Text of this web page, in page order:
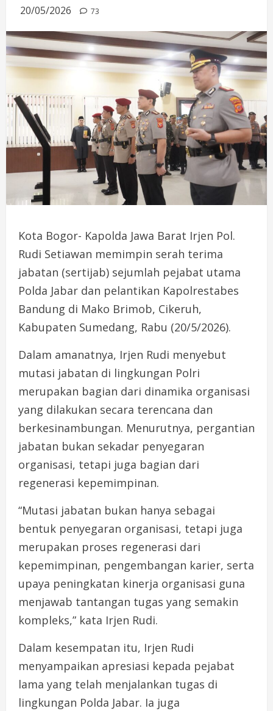
20/05/2026 73
Kota Bogor- Kapolda Jawa Barat Irjen Pol.
Rudi Setiawan memimpin serah terima
jabatan (sertijab) sejumlah pejabat utama
Polda Jabar dan pelantikan Kapolrestabes
Bandung di Mako Brimob, Cikeruh,
Kabupaten Sumedang, Rabu (20/5/2026).
Dalam amanatnya, Irjen Rudi menyebut
mutasi jabatan di lingkungan Polri
merupakan bagian dari dinamika organisasi
yang dilakukan secara terencana dan
berkesinambungan. Menurutnya, pergantian
jabatan bukan sekadar penyegaran
organisasi, tetapi juga bagian dari
regenerasi kepemimpinan.
“Mutasi jabatan bukan hanya sebagai
bentuk penyegaran organisasi, tetapi juga
merupakan proses regenerasi dari
kepemimpinan, pengembangan karier, serta
upaya peningkatan kinerja organisasi guna
menjawab tantangan tugas yang semakin
kompleks,” kata Irjen Rudi.
Dalam kesempatan itu, Irjen Rudi
menyampaikan apresiasi kepada pejabat
lama yang telah menjalankan tugas di
lingkungan Polda Jabar. Ia juga